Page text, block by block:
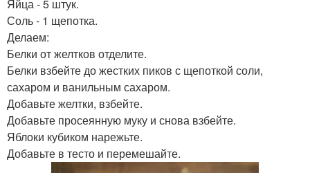
Яйца - 5 штук.
Соль - 1 щепотка.
Делаем:
Белки от желтков отделите.
Белки взбейте до жестких пиков с щепоткой соли,
сахаром и ванильным сахаром.
Добавьте желтки, взбейте.
Добавьте просеянную муку и снова взбейте.
Яблоки кубиком нарежьте.
Добавьте в тесто и перемешайте.